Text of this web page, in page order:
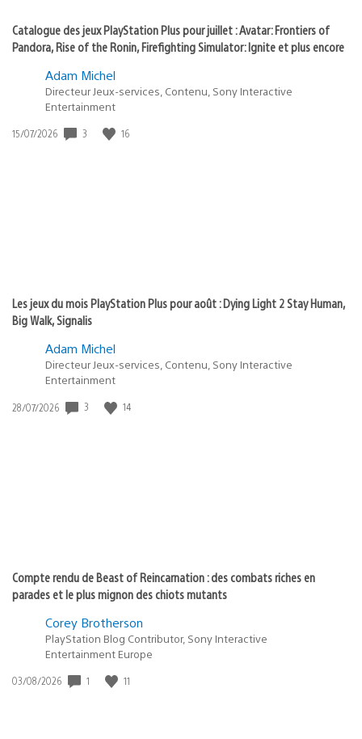
Catalogue des jeux PlayStation Plus pour juillet : Avatar: Frontiers of
Pandora, Rise of the Ronin, Firefighting Simulator: Ignite et plus encore
Adam Michel
Directeur Jeux-services, Contenu, Sony Interactive
Entertainment
Date
15/07/2026 3 16
Les jeux du mois PlayStation Plus pour août : Dying Light 2 Stay Human,
Big Walk, Signalis
Adam Michel
Directeur Jeux-services, Contenu, Sony Interactive
Entertainment
Date
28/07/2026 3 14
Compte rendu de Beast of Reincarnation : des combats riches en
parades et le plus mignon des chiots mutants
Corey Brotherson
PlayStation Blog Contributor, Sony Interactive
Entertainment Europe
Date
03/08/2026 1 11